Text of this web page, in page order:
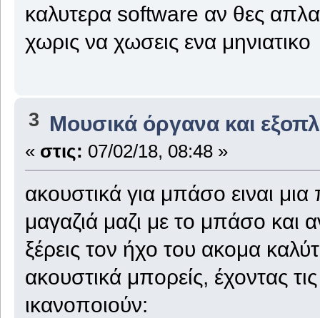
καλυτερα software αν θες
χωρις να χωσεις ενα μηνιατικο
3 Μουσικά όργανα και
« στις: 07/02/18, 08:48 »
ακουστικά για μπάσο ειναι
μαγαζιά μαζι με το μπάσο και
ξέρεις τον ήχο του ακομα
ακουστικά μπορείς, έχοντας
ικανοποιούν: